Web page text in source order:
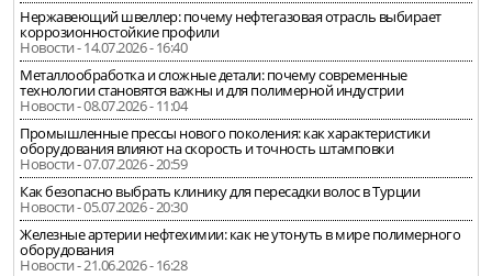
Нержавеющий швеллер: почему нефтегазовая отрасль выбирает
коррозионностойкие профили
Новости - 14.07.2026 - 16:40
Металлообработка и сложные детали: почему современные
технологии становятся важны и для полимерной индустрии
Новости - 08.07.2026 - 11:04
Промышленные прессы нового поколения: как характеристики
оборудования влияют на скорость и точность штамповки
Новости - 07.07.2026 - 20:59
Как безопасно выбрать клинику для пересадки волос в Турции
Новости - 05.07.2026 - 20:30
Железные артерии нефтехимии: как не утонуть в мире полимерного
оборудования
Новости - 21.06.2026 - 16:28